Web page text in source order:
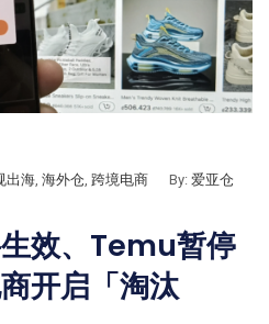
出海, 海外仓, 跨境电商 By: 爱亚仓
效、Temu暂停
开启「淘汰